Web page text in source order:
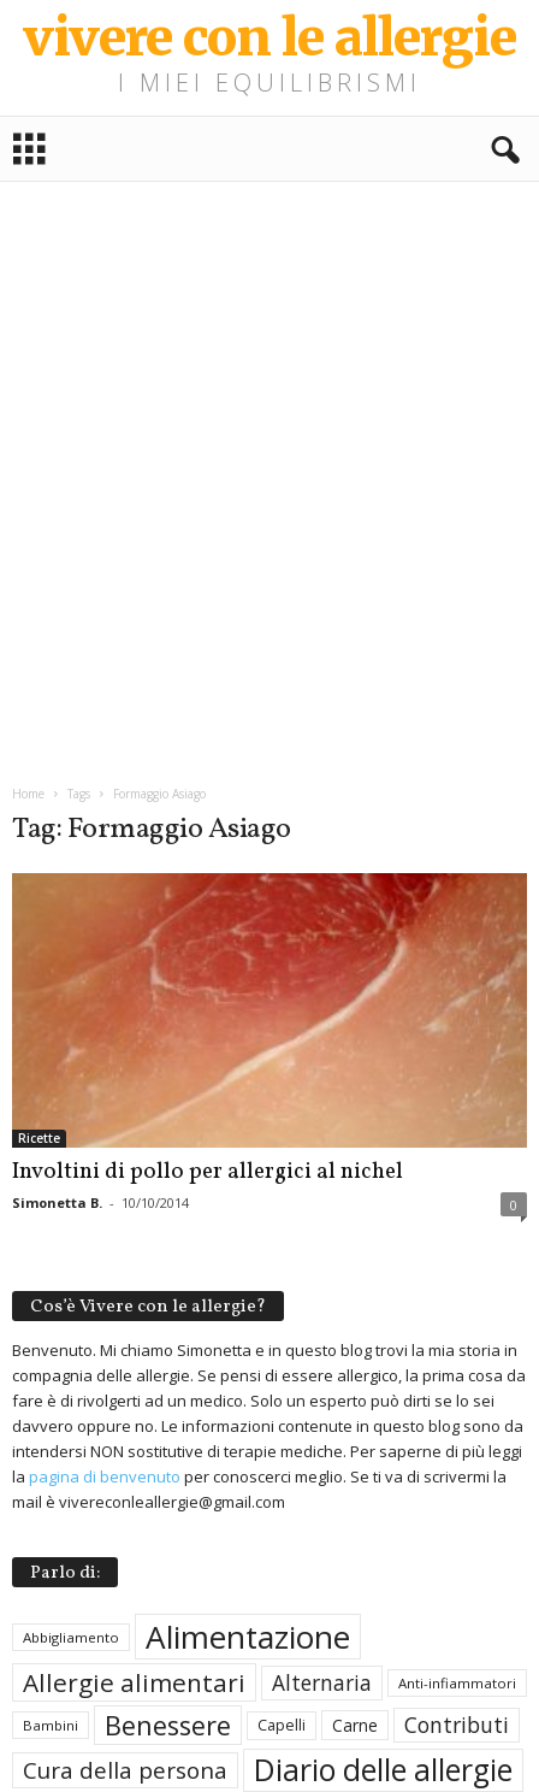
vivere con le allergie
I MIEI EQUILIBRISMI
Home Tags Formaggio Asiago
Tag: Formaggio Asiago
Ricette
Involtini di pollo per allergici al nichel
Simonetta B. - 10/10/2014 0
Cos’è Vivere con le allergie?
Benvenuto. Mi chiamo Simonetta e in questo blog trovi la mia storia in
compagnia delle allergie. Se pensi di essere allergico, la prima cosa da
fare è di rivolgerti ad un medico. Solo un esperto può dirti se lo sei
davvero oppure no. Le informazioni contenute in questo blog sono da
intendersi NON sostitutive di terapie mediche. Per saperne di più leggi
la pagina di benvenuto per conoscerci meglio. Se ti va di scrivermi la
mail è vivereconleallergie@gmail.com
Parlo di:
Abbigliamento Alimentazione
Allergie alimentari Alternaria Anti-infiammatori
Bambini Benessere Capelli Carne Contributi
Cura della persona Diario delle allergie